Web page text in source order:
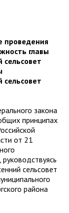
проведения
главы
сельсовет
сельсовет
закона
принципах
от 21
сельсовет
района